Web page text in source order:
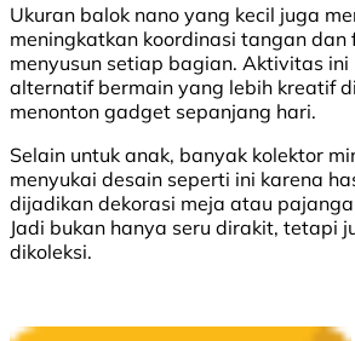
Ukuran balok nano yang kecil juga
meningkatkan koordinasi tangan dan
menyusun setiap bagian. Aktivitas ini
alternatif bermain yang lebih kreatif
menonton gadget sepanjang hari.
Selain untuk anak, banyak kolektor
menyukai desain seperti ini karena
dijadikan dekorasi meja atau
Jadi bukan hanya seru dirakit, tetapi
dikoleksi.